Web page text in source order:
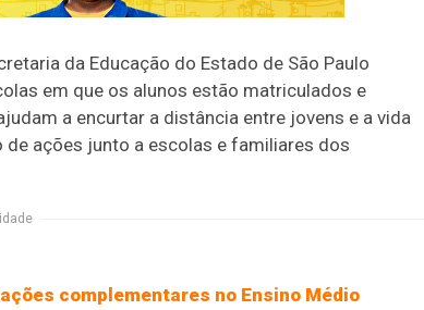
da Educação do Estado de São Paulo
em que os alunos estão matriculados e
a encurtar a distância entre jovens e a vida
ações junto a escolas e familiares dos
complementares no Ensino Médio